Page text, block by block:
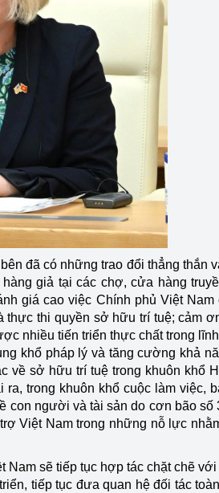
đã có những trao đổi thẳng thắn
giả tại các chợ, cửa hàng
giá cao việc Chính phủ Việt Nam
thực thi quyền sở hữu trí tuệ; cảm
nhiều tiến triển thực chất trong
khổ pháp lý và tăng cường khả
về sở hữu trí tuệ trong khuôn khổ
trong khuôn khổ cuộc làm việc,
con người và tài sản do cơn bão số
Việt Nam trong những nỗ lực
Nam sẽ tiếp tục hợp tác chặt chẽ
tiếp tục đưa quan hệ đối tác